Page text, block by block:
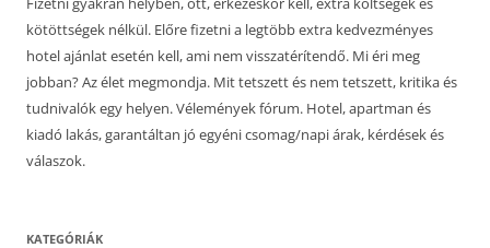
kötöttségek nélkül. Előre fizetni a legtöbb extra kedvezményes
hotel ajánlat esetén kell, ami nem visszatérítendő. Mi éri meg
jobban? Az élet megmondja. Mit tetszett és nem tetszett, kritika és
tudnivalók egy helyen. Vélemények fórum. Hotel, apartman és
kiadó lakás, garantáltan jó egyéni csomag/napi árak, kérdések és
válaszok.
KATEGÓRIÁK